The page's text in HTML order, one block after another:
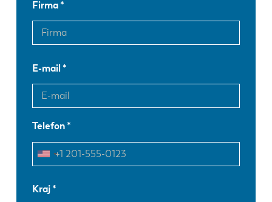
Firma
E-mail
Telefon
Kraj
EN
FR